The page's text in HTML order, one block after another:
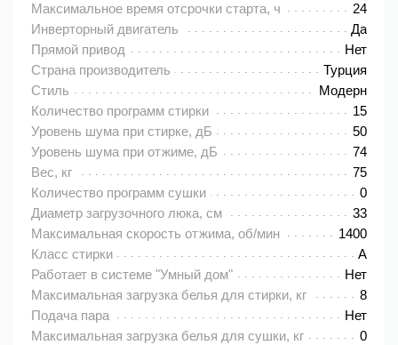
Максимальное время отсрочки старта, ч
24
Инверторный двигатель
Да
Прямой привод
Нет
Страна производитель
Турция
Стиль
Модерн
Количество программ стирки
15
Уровень шума при стирке, дБ
50
Уровень шума при отжиме, дБ
74
Вес, кг
75
Количество программ сушки
0
Диаметр загрузочного люка, см
33
Максимальная скорость отжима, об/мин
1400
Класс стирки
A
Работает в системе "Умный дом"
Нет
Максимальная загрузка белья для стирки, кг
8
Подача пара
Нет
Максимальная загрузка белья для сушки, кг
0